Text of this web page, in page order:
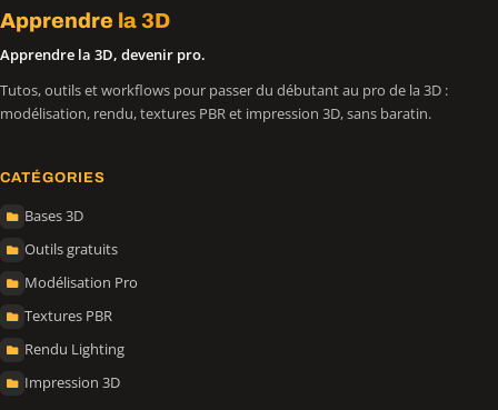
Apprendre la 3D
Apprendre la 3D, devenir pro.
Tutos, outils et workflows pour passer du débutant au pro de la 3D :
modélisation, rendu, textures PBR et impression 3D, sans baratin.
CATÉGORIES
Bases 3D
Outils gratuits
Modélisation Pro
Textures PBR
Rendu Lighting
Impression 3D